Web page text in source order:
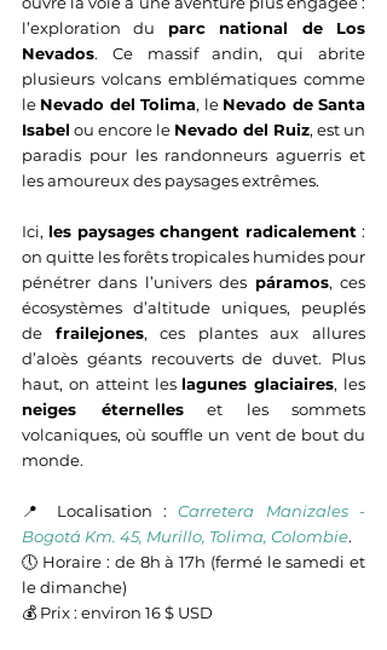
l’exploration du parc national de Los
Nevados. Ce massif andin, qui abrite
plusieurs volcans emblématiques comme
le Nevado del Tolima, le Nevado de Santa
Isabel ou encore le Nevado del Ruiz, est un
paradis pour les randonneurs aguerris et
les amoureux des paysages extrêmes.
Ici, les paysages changent radicalement :
on quitte les forêts tropicales humides pour
pénétrer dans l’univers des páramos, ces
écosystèmes d’altitude uniques, peuplés
de frailejones, ces plantes aux allures
d’aloès géants recouverts de duvet. Plus
haut, on atteint les lagunes glaciaires
neiges éternelles et les sommets
volcaniques, où souffle un vent de bout du
monde.
📍 Localisation : Carretera Manizales -
Bogotá Km. 45, Murillo, Tolima, Colombie.
🕔 Horaire : de 8h à 17h (fermé le samedi et
le dimanche)
💰 Prix : environ 16 $ USD